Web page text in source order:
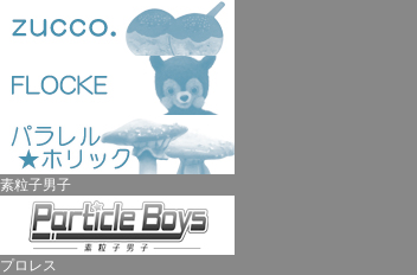
素粒子男子
プロレス